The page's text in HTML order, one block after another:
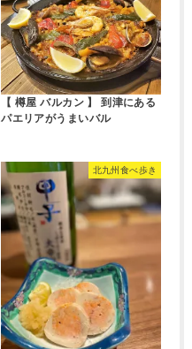
【 樽屋 バルカン 】 到津にある
パエリアがうまいバル
北九州食べ歩き